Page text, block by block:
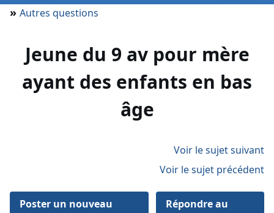
» Autres questions
Jeune du 9 av pour mère
ayant des enfants en bas
âge
Voir le sujet suivant
Voir le sujet précédent
Poster un nouveau
Répondre au